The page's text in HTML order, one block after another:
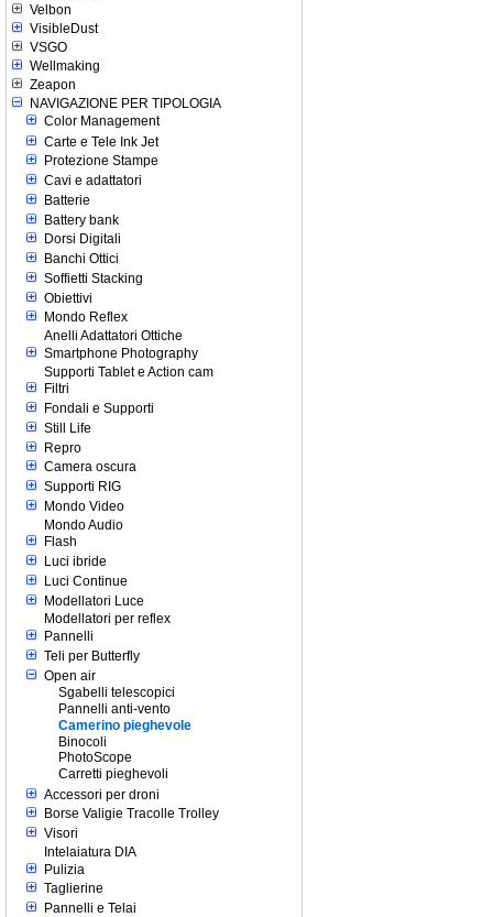
Velbon
VisibleDust
VSGO
Wellmaking
Zeapon
NAVIGAZIONE PER TIPOLOGIA
Color Management
Carte e Tele Ink Jet
Protezione Stampe
Cavi e adattatori
Batterie
Battery bank
Dorsi Digitali
Banchi Ottici
Soffietti Stacking
Obiettivi
Mondo Reflex
Anelli Adattatori Ottiche
Smartphone Photography
Supporti Tablet e Action cam
Filtri
Fondali e Supporti
Still Life
Repro
Camera oscura
Supporti RIG
Mondo Video
Mondo Audio
Flash
Luci ibride
Luci Continue
Modellatori Luce
Modellatori per reflex
Pannelli
Teli per Butterfly
Open air
Sgabelli telescopici
Pannelli anti-vento
Camerino pieghevole
Binocoli
PhotoScope
Carretti pieghevoli
Accessori per droni
Borse Valigie Tracolle Trolley
Visori
Intelaiatura DIA
Pulizia
Taglierine
Pannelli e Telai